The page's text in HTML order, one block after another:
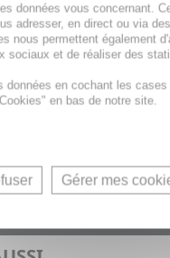
données vous concernant.
adresser, en direct ou via
nous permettent également
sociaux et de réaliser des
en cochant les
en bas de notre site.
Gérer mes